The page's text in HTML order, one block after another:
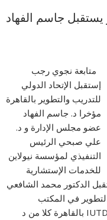
يستقبل جاسم الفهاد
متابعة نجوي رجب
إستقبل الإتحاد الدولي
للتدريب والتطوير بالقاهرة
مؤخرا د. جاسم الفهاد
عضو مجلس الإدارة و د.
علي صبحي الرئيس
التنفيذي لمؤسسة نيولاين
للخدمات الإستشارية
الدكتور محمد الشافعي
في المكتب
الإقليمي للإتحاد الدولي للتدريب والتطوير IUTD بالقاهرة كلا من د